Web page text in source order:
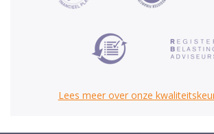
Lees meer over onze